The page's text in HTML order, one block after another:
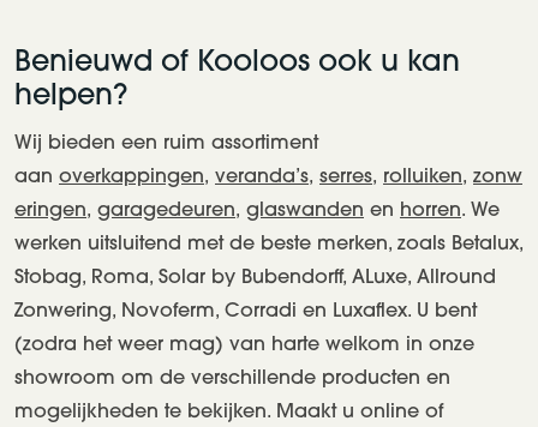
Benieuwd of Kooloos ook u kan
helpen?
Wij bieden een ruim assortiment
aan overkappingen, veranda’s, serres, rolluiken, zonw
eringen, garagedeuren, glaswanden en horren. We
werken uitsluitend met de beste merken, zoals Betalux,
Stobag, Roma, Solar by Bubendorff, ALuxe, Allround
Zonwering, Novoferm, Corradi en Luxaflex. U bent
(zodra het weer mag) van harte welkom in onze
showroom om de verschillende producten en
mogelijkheden te bekijken. Maakt u online of